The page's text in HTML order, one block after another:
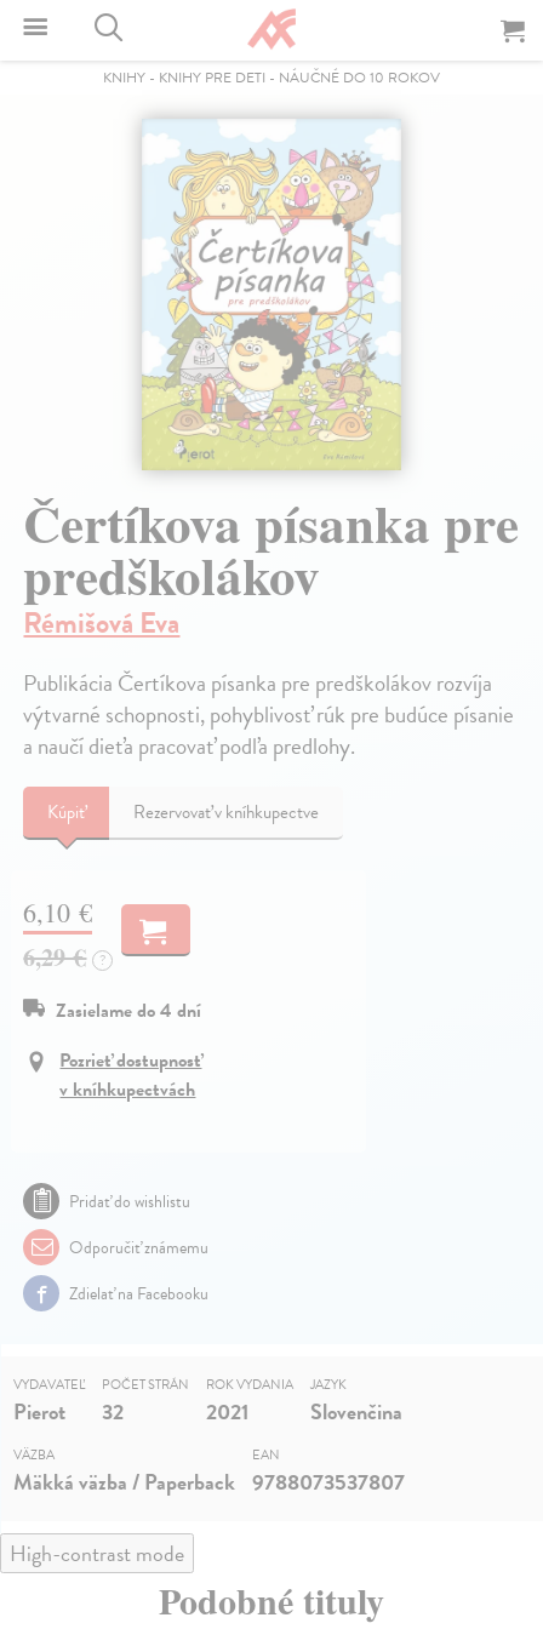
KNIHY - KNIHY PRE DETI - NÁUČNÉ DO 10 ROKOV
Čertíkova písanka pre
predškolákov
Rémišová Eva
Publikácia Čertíkova písanka pre predškolákov rozvíja
výtvarné schopnosti, pohyblivosť rúk pre budúce písanie
a naučí dieťa pracovať podľa predlohy.
Kúpiť Rezervovať v kníhkupectve
6,10 €
6,29 € ?
Zasielame do 4 dní
Pozrieť dostupnosť
v kníhkupectvách
Pridať do wishlistu
Odporučiť známemu
Zdielať na Facebooku
VYDAVATEĽ
Pierot
POČET STRÁN
32
ROK VYDANIA
2021
JAZYK
Slovenčina
VÄZBA
Mäkká väzba / Paperback
EAN
9788073537807
High-contrast mode
Podobné tituly